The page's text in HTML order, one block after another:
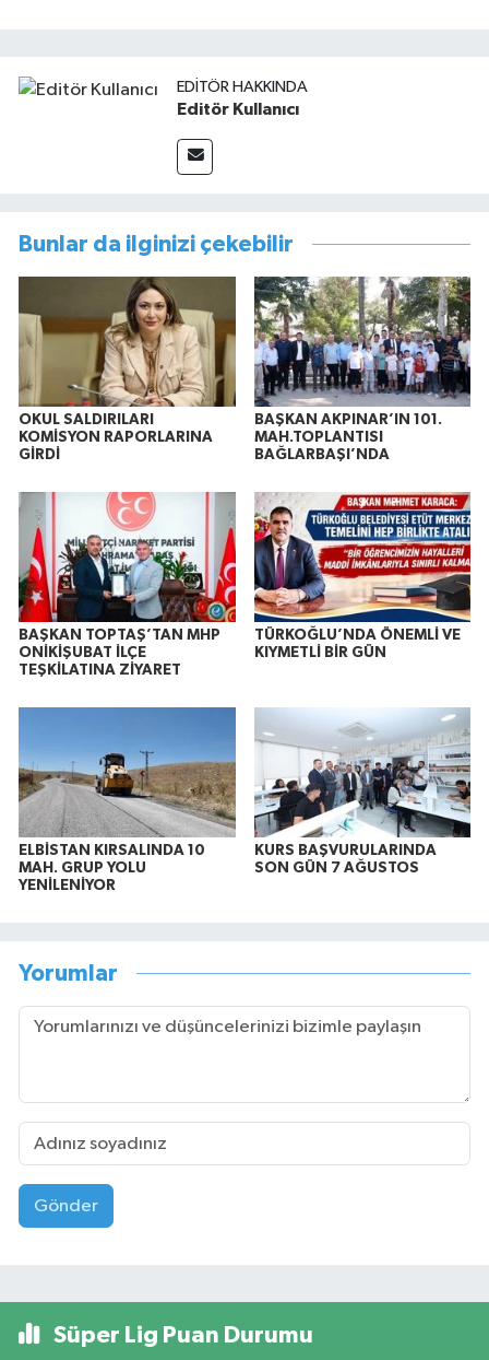
EDITÖR HAKKINDA
Editör Kullanıcı
Bunlar da ilginizi çekebilir
OKUL SALDIRILARI
KOMİSYON RAPORLARINA
GİRDİ
BAŞKAN AKPINAR’IN 101.
MAH.TOPLANTISI
BAĞLARBAŞI’NDA
BAŞKAN TOPTAŞ’TAN MHP
ONİKİŞUBAT İLÇE
TEŞKİLATINA ZİYARET
TÜRKOĞLU’NDA ÖNEMLİ VE
KIYMETLİ BİR GÜN
ELBİSTAN KIRSALINDA 10
MAH. GRUP YOLU
YENİLENİYOR
KURS BAŞVURULARINDA
SON GÜN 7 AĞUSTOS
Yorumlar
Gönder
Süper Lig Puan Durumu